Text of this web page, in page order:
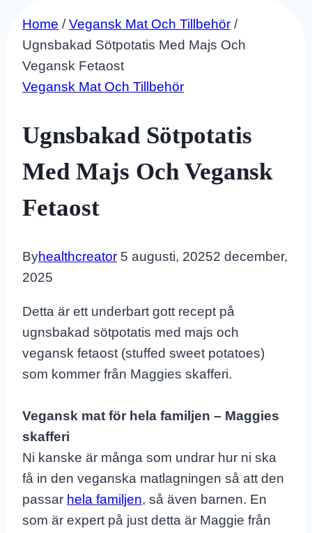
Home / Vegansk Mat Och Tillbehör /
Ugnsbakad Sötpotatis Med Majs Och
Vegansk Fetaost
Vegansk Mat Och Tillbehör
Ugnsbakad Sötpotatis
Med Majs Och Vegansk
Fetaost
Byhealthcreator 5 augusti, 20252 december,
2025
Detta är ett underbart gott recept på
ugnsbakad sötpotatis med majs och
vegansk fetaost (stuffed sweet potatoes)
som kommer från Maggies skafferi.
Vegansk mat för hela familjen – Maggies
skafferi
Ni kanske är många som undrar hur ni ska
få in den veganska matlagningen så att den
passar hela familjen, så även barnen. En
som är expert på just detta är Maggie från